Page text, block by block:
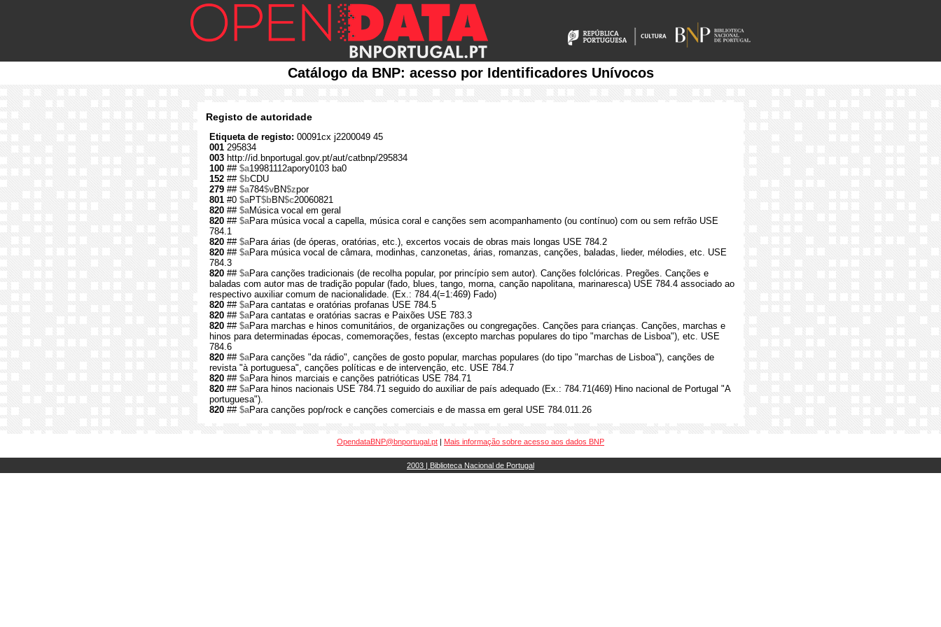
Catálogo da BNP: acesso por Identificadores Unívocos
Registo de autoridade
Etiqueta de registo: 00091cx j2200049 45
001 295834
003 http://id.bnportugal.gov.pt/aut/catbnp/295834
100 ## $a19981112apory0103 ba0
152 ## $bCDU
279 ## $a784$vBN$zpor
801 #0 $aPT$bBN$c20060821
820 ## $aMúsica vocal em geral
820 ## $aPara música vocal a capella, música coral e canções sem acompanhamento (ou contínuo) com ou sem refrão USE
784.1
820 ## $aPara árias (de óperas, oratórias, etc.), excertos vocais de obras mais longas USE 784.2
820 ## $aPara música vocal de câmara, modinhas, canzonetas, árias, romanzas, canções, baladas, lieder, mélodies, etc. USE
784.3
820 ## $aPara canções tradicionais (de recolha popular, por princípio sem autor). Canções folclóricas. Pregões. Canções e
baladas com autor mas de tradição popular (fado, blues, tango, morna, canção napolitana, marinaresca) USE 784.4 associado ao
respectivo auxiliar comum de nacionalidade. (Ex.: 784.4(=1:469) Fado)
820 ## $aPara cantatas e oratórias profanas USE 784.5
820 ## $aPara cantatas e oratórias sacras e Paixões USE 783.3
820 ## $aPara marchas e hinos comunitários, de organizações ou congregações. Canções para crianças. Canções, marchas e
hinos para determinadas épocas, comemorações, festas (excepto marchas populares do tipo "marchas de Lisboa"), etc. USE
784.6
820 ## $aPara canções "da rádio", canções de gosto popular, marchas populares (do tipo "marchas de Lisboa"), canções de
revista "à portuguesa", canções políticas e de intervenção, etc. USE 784.7
820 ## $aPara hinos marciais e canções patrióticas USE 784.71
820 ## $aPara hinos nacionais USE 784.71 seguido do auxiliar de país adequado (Ex.: 784.71(469) Hino nacional de Portugal "A
portuguesa").
820 ## $aPara canções pop/rock e canções comerciais e de massa em geral USE 784.011.26
OpendataBNP@bnportugal.pt | Mais informação sobre acesso aos dados BNP
2003 | Biblioteca Nacional de Portugal